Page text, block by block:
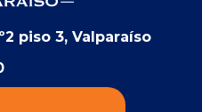
piso 3, Valparaíso